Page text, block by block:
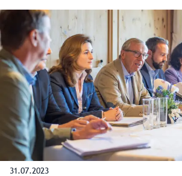
Gutschi, ressortzuständig für Bildung,
Frauen, Diversität und
über die Ergebnisse für den Bereich
Pflege. Unter anderem ist auf dem
Uniklinikums Salzburg (SALK) ein
Gesundheit“ geplant.
31.07.2023